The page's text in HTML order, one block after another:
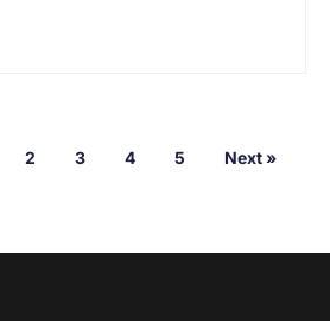
2 3 4 5 Next »